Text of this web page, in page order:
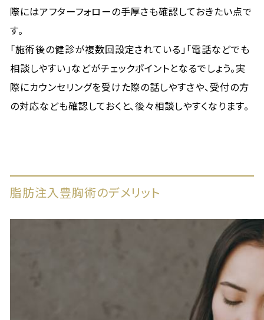
際にはアフターフォローの手厚さも確認しておきたい点で
す。
「施術後の健診が複数回設定されている」「電話などでも
相談しやすい」などがチェックポイントとなるでしょう。実
際にカウンセリングを受けた際の話しやすさや、受付の方
の対応なども確認しておくと、後々相談しやすくなります。
脂肪注入豊胸術のデメリット